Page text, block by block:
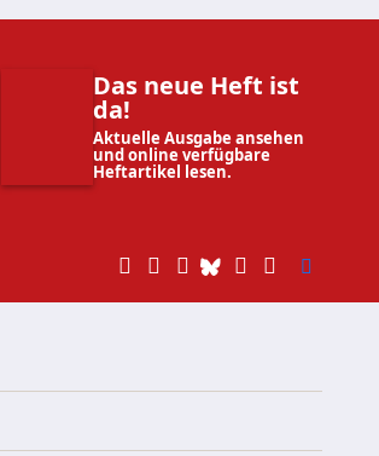
Das neue Heft ist
da!
Aktuelle Ausgabe ansehen
und online verfügbare
Heftartikel lesen.